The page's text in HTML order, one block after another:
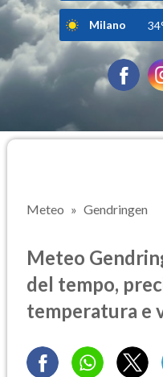
Milano
Meteo Gendringen
Meteo
del tempo,
temperatura e